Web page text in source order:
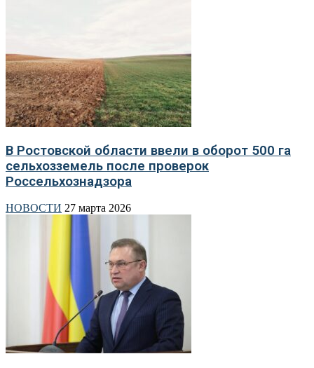
В Ростовской области ввели в оборот 500 га
сельхозземель после проверок
Россельхознадзора
НОВОСТИ 27 марта 2026